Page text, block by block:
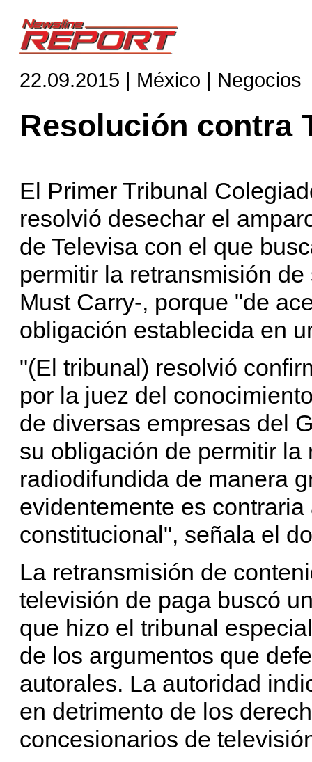
22.09.2015 | México | Negocios
Resolución contra
El Primer Tribunal
resolvió desechar el
de Televisa con el que
permitir la retransmisión
Must Carry-, porque "de
obligación establecida en
"(El tribunal) resolvió
por la juez del
de diversas empresas del
su obligación de permitir
radiodifundida de manera
evidentemente es
constitucional", señala el
La retransmisión de
televisión de paga buscó
que hizo el tribunal
de los argumentos que
autorales. La autoridad
en detrimento de los
concesionarios de